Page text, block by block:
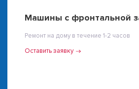
Машины с фронтальной
Ремонт на дому в течение 1-2 часов
Оставить заявку